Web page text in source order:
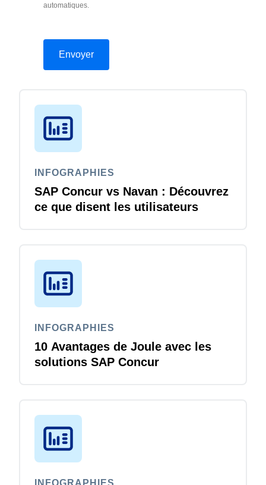
automatiques.
INFOGRAPHIES
SAP Concur vs Navan : Découvrez
ce que disent les utilisateurs
INFOGRAPHIES
10 Avantages de Joule avec les
solutions SAP Concur